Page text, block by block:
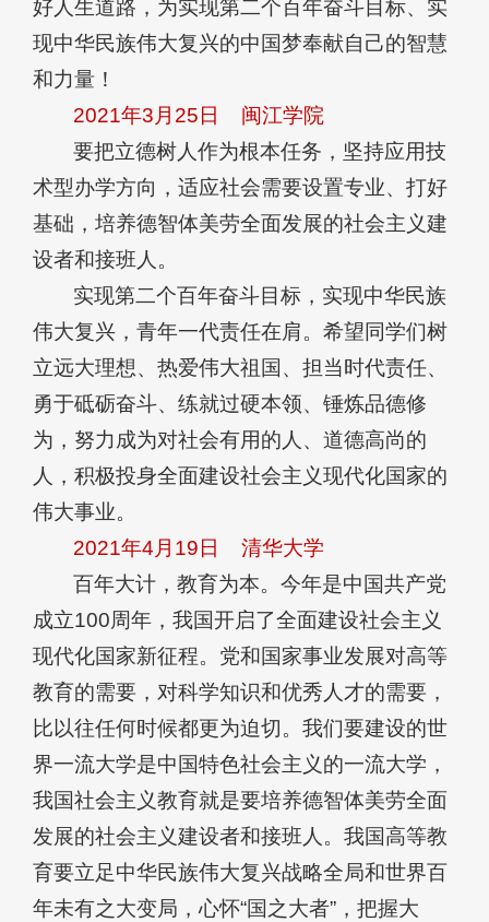
好人生道路，为实现第二个百年奋斗目标、实
现中华民族伟大复兴的中国梦奉献自己的智慧
和力量！
2021年3月25日 闽江学院
要把立德树人作为根本任务，坚持应用技
术型办学方向，适应社会需要设置专业、打好
基础，培养德智体美劳全面发展的社会主义建
设者和接班人。
实现第二个百年奋斗目标，实现中华民族
伟大复兴，青年一代责任在肩。希望同学们树
立远大理想、热爱伟大祖国、担当时代责任、
勇于砥砺奋斗、练就过硬本领、锤炼品德修
为，努力成为对社会有用的人、道德高尚的
人，积极投身全面建设社会主义现代化国家的
伟大事业。
2021年4月19日清华大学
百年大计，教育为本。今年是中国共产党
成立100周年，我国开启了全面建设社会主义
现代化国家新征程。党和国家事业发展对高等
教育的需要，对科学知识和优秀人才的需要，
比以往任何时候都更为迫切。我们要建设的世
界一流大学是中国特色社会主义的一流大学，
我国社会主义教育就是要培养德智体美劳全面
发展的社会主义建设者和接班人。我国高等教
育要立足中华民族伟大复兴战略全局和世界百
年未有之大变局，心怀“国之大者”，把握大